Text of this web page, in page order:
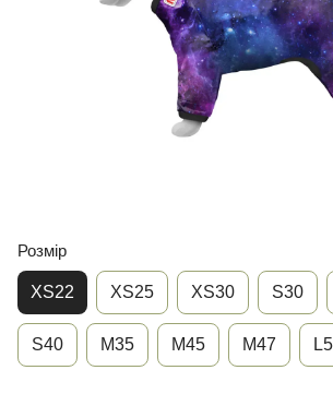
Розмір
XS22 XS25 XS30 S30
S40 M35 M45 M47